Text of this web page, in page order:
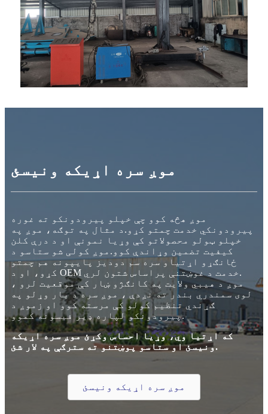
موږ سره اړیکه ونیسئ
موږ هڅه کوو چې خپلو پیرودونکو ته غوره
پیرودونکي خدمت چمتو کړو.د مثال په توګه، موږ په
خپلو ټولو محصولاتو کې وړیا نمونې او د درې کلن
کیفیت تضمین وړاندې کوو.موږ کولی شو ستاسو د
ځانګړو اړتیاو سره سم دودیز پایپونه هم چمتو
کړو، او د OEM خدمت د غوښتنې پراساس شتون لري.
موږ د هیبي ولایت په کانګژو ښار کې موقعیت لرو ،
لوی سمندري بندر ته نږدې ، موږ سره د بار وړلو په
ګړندي تنظیم کولو کې مرسته کوو او زموږ د
پیرودونکو لپاره ډیر فیسونه کموو.
که اړتیا وي، وړیا احساس وکړئ موږ سره اړیکه
ونیسئ او ستاسو پوښتنو ته سترګې په لار شئ.
موږ سره اړیکه ونیسئ